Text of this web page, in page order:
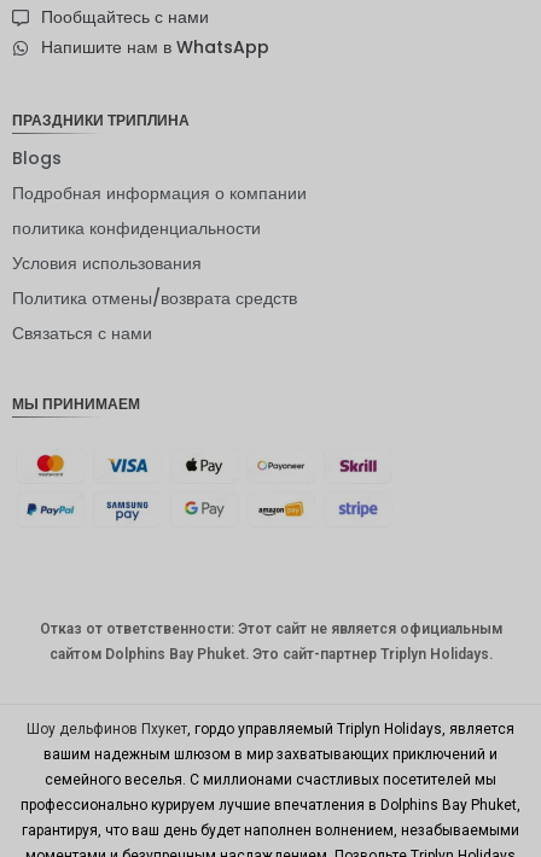
андский
ЙЕНА
евро
ая
крона
САПР
корейск
ая вона
китайски
й юань
Пообщайтесь с нами
Напишите нам в WhatsApp
ПРАЗДНИКИ ТРИПЛИНА
Blogs
Подробная информация о компании
политика конфиденциальности
Условия использования
Политика отмены/возврата средств
Связаться с нами
МЫ ПРИНИМАЕМ
Отказ от ответственности: Этот сайт не является официальным
сайтом Dolphins Bay Phuket. Это сайт-партнер Triplyn Holidays.
Шоу дельфинов Пхукет , гордо управляемый Triplyn Holidays, является
вашим надежным шлюзом в мир захватывающих приключений и
семейного веселья. С миллионами счастливых посетителей мы
профессионально курируем лучшие впечатления в Dolphins Bay Phuket,
гарантируя, что ваш день будет наполнен волнением, незабываемыми